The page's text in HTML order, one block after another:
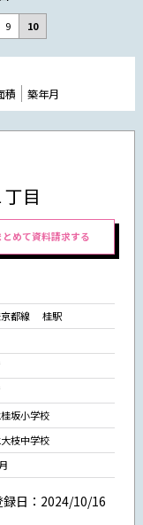
9 10
積 築年月
目
とめて資料請求する
京都線 桂駅
坂小学校
枝中学校
録日：2024/10/16